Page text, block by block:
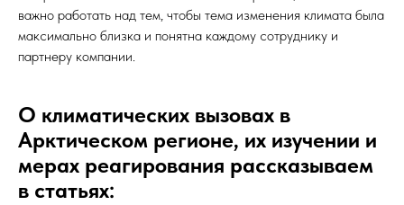
важно работать над тем, чтобы тема изменения климата была
максимально близка и понятна каждому сотруднику и
партнеру компании.
О климатических вызовах в
Арктическом регионе, их изучении и
мерах реагирования рассказываем
в статьях: